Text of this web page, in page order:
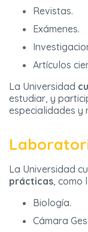
Revistas.
Exámenes.
Artículos
La Universidad
estudiar, y
especialidades y
La Universidad
prácticas, como
Biología.
Cámara